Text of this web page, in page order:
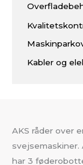
Kabler og
AKS råder over
svejsemaskiner.
har 3